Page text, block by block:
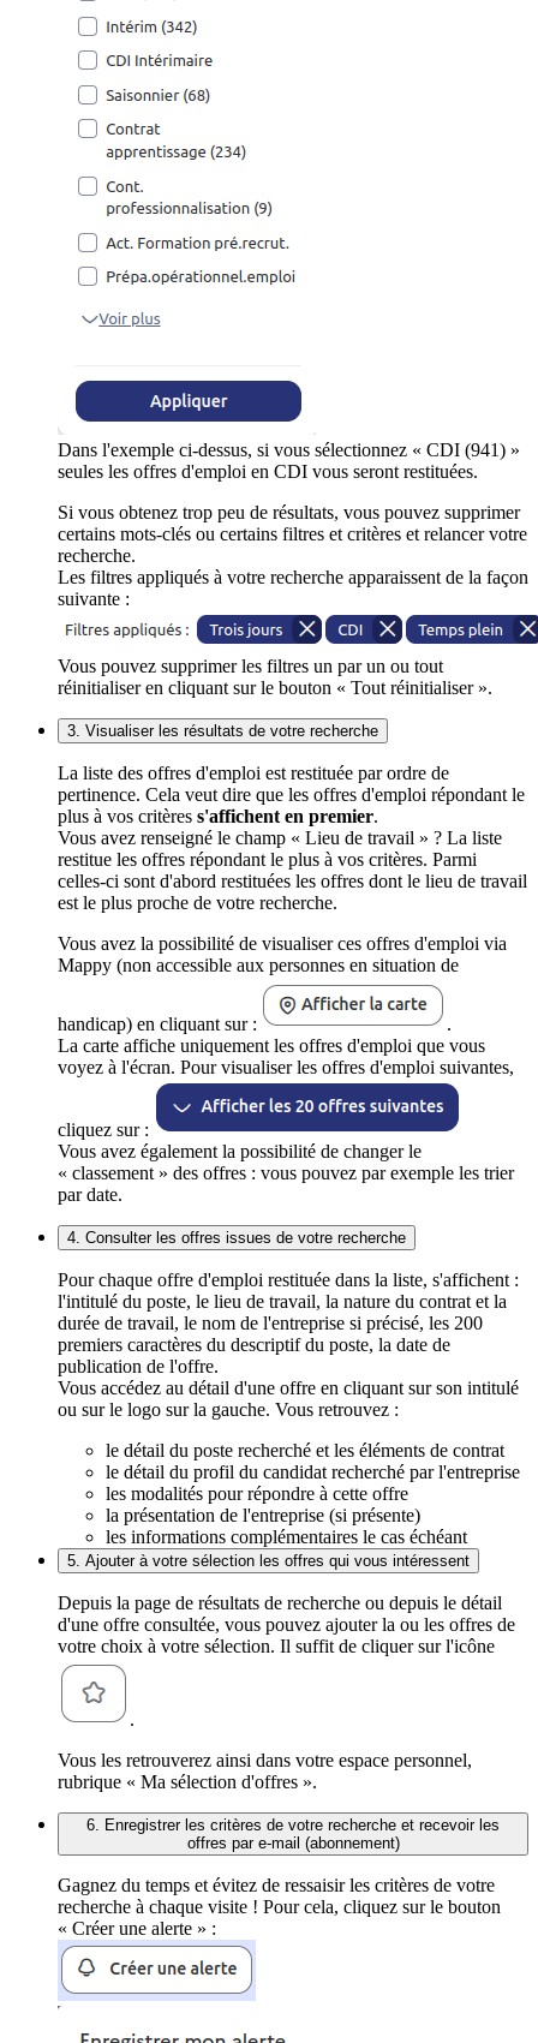
Dans l'exemple ci-dessus, si vous sélectionnez « CDI (941) »
seules les offres d'emploi en CDI vous seront restituées.
Si vous obtenez trop peu de résultats, vous pouvez supprimer
certains mots-clés ou certains filtres et critères et relancer votre
recherche.
Les filtres appliqués à votre recherche apparaissent de la façon
suivante :
Vous pouvez supprimer les filtres un par un ou tout
réinitialiser en cliquant sur le bouton « Tout réinitialiser ».
3. Visualiser les résultats de votre recherche
La liste des offres d'emploi est restituée par ordre de
pertinence. Cela veut dire que les offres d'emploi répondant le
plus à vos critères s'affichent en premier.
Vous avez renseigné le champ « Lieu de travail » ? La liste
restitue les offres répondant le plus à vos critères. Parmi
celles-ci sont d'abord restituées les offres dont le lieu de travail
est le plus proche de votre recherche.
Vous avez la possibilité de visualiser ces offres d'emploi via
Mappy (non accessible aux personnes en situation de
handicap) en cliquant sur :
.
La carte affiche uniquement les offres d'emploi que vous
voyez à l'écran. Pour visualiser les offres d'emploi suivantes,
cliquez sur :
Vous avez également la possibilité de changer le
« classement » des offres : vous pouvez par exemple les trier
par date.
4. Consulter les offres issues de votre recherche
Pour chaque offre d'emploi restituée dans la liste, s'affichent :
l'intitulé du poste, le lieu de travail, la nature du contrat et la
durée de travail, le nom de l'entreprise si précisé, les 200
premiers caractères du descriptif du poste, la date de
publication de l'offre.
Vous accédez au détail d'une offre en cliquant sur son intitulé
ou sur le logo sur la gauche. Vous retrouvez :
le détail du poste recherché et les éléments de contrat
le détail du profil du candidat recherché par l'entreprise
les modalités pour répondre à cette offre
la présentation de l'entreprise (si présente)
les informations complémentaires le cas échéant
5. Ajouter à votre sélection les offres qui vous intéressent
Depuis la page de résultats de recherche ou depuis le détail
d'une offre consultée, vous pouvez ajouter la ou les offres de
votre choix à votre sélection. Il suffit de cliquer sur l'icône
.
Vous les retrouverez ainsi dans votre espace personnel,
rubrique « Ma sélection d'offres ».
6. Enregistrer les critères de votre recherche et recevoir les
offres par e-mail (abonnement)
Gagnez du temps et évitez de ressaisir les critères de votre
recherche à chaque visite ! Pour cela, cliquez sur le bouton
« Créer une alerte » :